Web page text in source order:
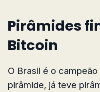
Pirâmides
Bitcoin
O Brasil é o
pirâmide, já teve